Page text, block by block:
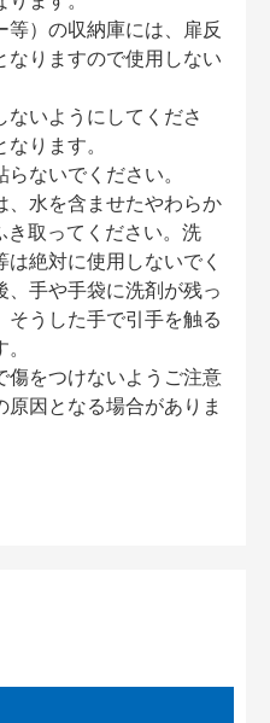
）の収納庫には、扉反
なりますので使用しない
ないようにしてくださ
ります。
ないでください。
、水を含ませたやわらか
取ってください。洗
絶対に使用しないでく
、手や手袋に洗剤が残っ
そうした手で引手を触る
傷をつけないようご注意
原因となる場合がありま